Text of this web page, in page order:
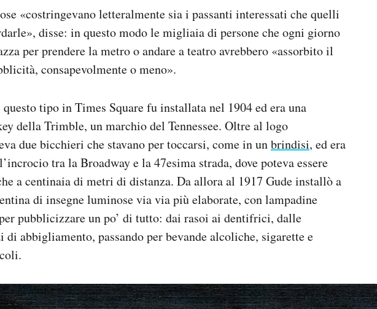
«costringevano letteralmente sia i passanti interessati che quelli
disse: in questo modo le migliaia di persone che ogni giorno
per prendere la metro o andare a teatro avrebbero «assorbito il
consapevolmente o meno».
tipo in Times Square fu installata nel 1904 ed era una
della Trimble, un marchio del Tennessee. Oltre al logo
due bicchieri che stavano per toccarsi, come in unbrindisi, ed era
tra la Broadway e la 47esima strada, dove poteva essere
a centinaia di metri di distanza. Da allora al 1917 Gude installò a
di insegne luminose via via più elaborate, con lampadine
pubblicizzare un po’ di tutto: dai rasoi ai dentifrici, dalle
abbigliamento, passando per bevande alcoliche, sigarette e